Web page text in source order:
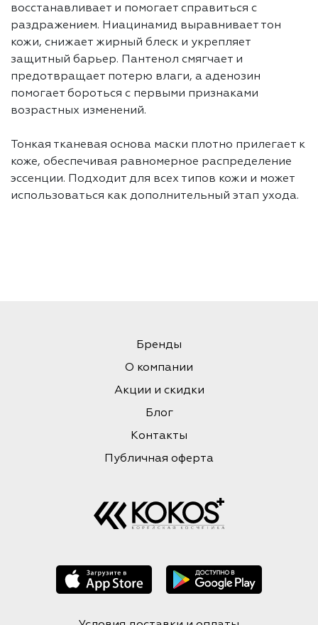
восстанавливает и помогает справиться с
раздражением. Ниацинамид выравнивает тон
кожи, снижает жирный блеск и укрепляет
защитный барьер. Пантенол смягчает и
предотвращает потерю влаги, а аденозин
помогает бороться с первыми признаками
возрастных изменений.
Тонкая тканевая основа маски плотно прилегает к
коже, обеспечивая равномерное распределение
эссенции. Подходит для всех типов кожи и может
использоваться как дополнительный этап ухода.
Бренды
О компании
Акции и скидки
Блог
Контакты
Публичная оферта